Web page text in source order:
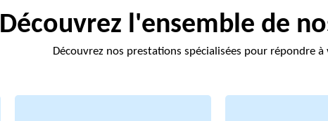
Découvrez l'ensemble de
Découvrez nos prestations spécialisées pour répondre à